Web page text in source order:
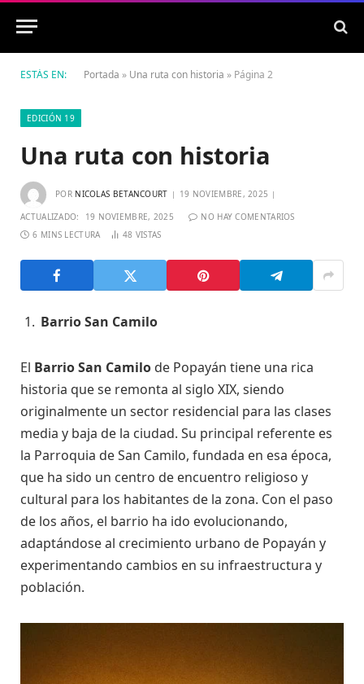
ESTÁS EN: Portada » Una ruta con historia » Página 2
EDICIÓN 19
Una ruta con historia
POR NICOLAS BETANCOURT 19 NOVIEMBRE, 2025
ACTUALIZADO: 19 NOVIEMBRE, 2025
NO HAY COMENTARIOS
6 MINS LECTURA
48 VISTAS
Barrio San Camilo
El Barrio San Camilo de Popayán tiene una rica
historia que se remonta al siglo XIX, siendo
originalmente un sector residencial para las clases
media y baja de la ciudad. Su principal referente es
la Parroquia de San Camilo, fundada en esa época,
que ha sido un centro de encuentro religioso y
cultural para los habitantes de la zona. Con el paso
de los años, el barrio ha ido evolucionando,
adaptándose al crecimiento urbano de Popayán y
experimentando cambios en su infraestructura y
población.